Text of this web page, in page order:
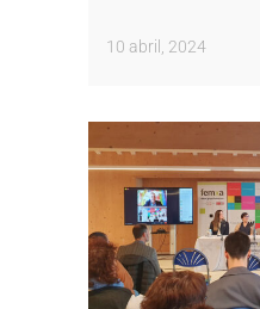
10 abril, 2024